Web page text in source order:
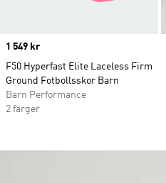
Price
1 549 kr
F50 Hyperfast Elite Laceless Firm
Ground Fotbollsskor Barn
Barn Performance
2 färger